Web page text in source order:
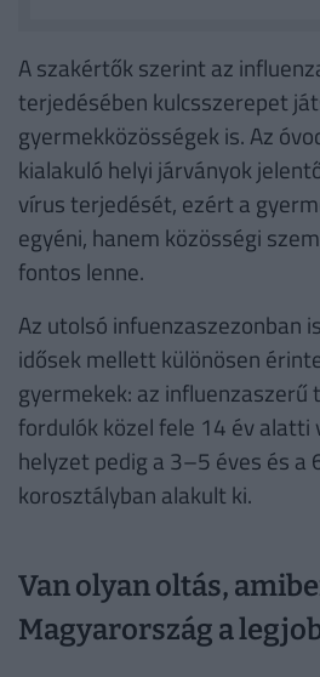
A szakértők szerint az
terjedésében kulcsszerepet
gyermekközösségek is. Az
kialakuló helyi járványok
vírus terjedését, ezért a
egyéni, hanem közösségi
fontos lenne.
Az utolsó infuenzaszezonban
idősek mellett különösen
gyermekek: az
fordulók közel fele 14 év alatti
helyzet pedig a 3–5 éves és a
korosztályban alakult ki.
Van olyan oltás,
Magyarország a